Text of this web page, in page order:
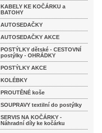
KABELY KE KOČÁRKU a
BATOHY
AUTOSEDAČKY
AUTOSEDAČKY AKCE
POSTÝLKY dětské - CESTOVNÍ
postýlky - OHRÁDKY
POSTÝLKY AKCE
KOLÉBKY
PROUTĚNÉ koše
SOUPRAVY textilní do postýlky
SERVIS NA KOČÁRKY -
Náhradní díly ke kočárku